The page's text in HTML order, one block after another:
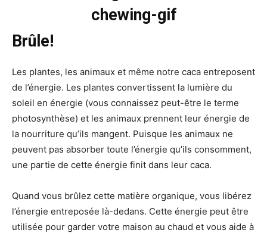
Brûle!
Les plantes, les animaux et même notre caca entreposent
de l’énergie. Les plantes convertissent la lumière du
soleil en énergie (vous connaissez peut-être le terme
photosynthèse) et les animaux prennent leur énergie de
la nourriture qu’ils mangent. Puisque les animaux ne
peuvent pas absorber toute l’énergie qu’ils consomment,
une partie de cette énergie finit dans leur caca.
Quand vous brûlez cette matière organique, vous libérez
l’énergie entreposée là-dedans. Cette énergie peut être
utilisée pour garder votre maison au chaud et vous aide à